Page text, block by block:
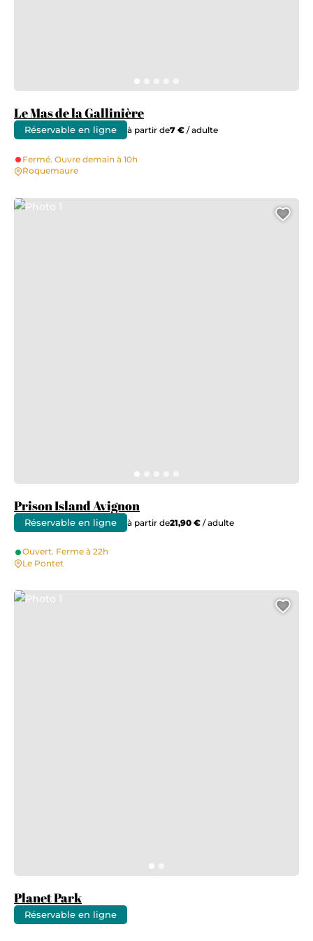
Le Mas de la Gallinière
Réservable en ligne à partir de7 € / adulte
Fermé. Ouvre demain à 10h
Roquemaure
Prison Island Avignon
Réservable en ligne à partir de21,90 € / adulte
Ouvert. Ferme à 22h
Le Pontet
Photo 1
Planet Park
Réservable en ligne
Photo 1